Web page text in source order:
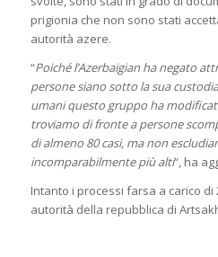
prigionia che non sono stati
autorità azere.
“Poiché l’Azerbaigian ha negato
persone siano sotto la sua
umani questo gruppo ha
troviamo di fronte a persone
di almeno 80 casi, ma non
incomparabilmente più alti“, ha
Intanto i processi farsa a carico
autorità della repubblica di